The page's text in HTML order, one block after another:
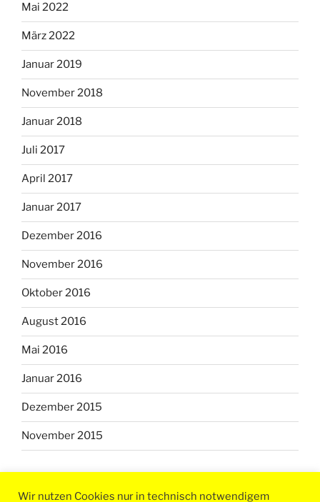
Mai 2022
März 2022
Januar 2019
November 2018
Januar 2018
Juli 2017
April 2017
Januar 2017
Dezember 2016
November 2016
Oktober 2016
August 2016
Mai 2016
Januar 2016
Dezember 2015
November 2015
Wir nutzen Cookies nur in technisch notwendigem